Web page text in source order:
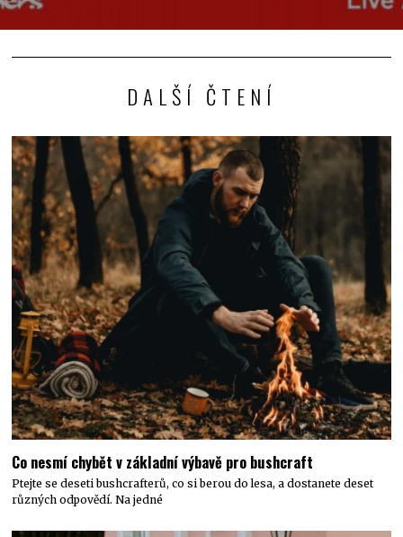
DALŠÍ ČTENÍ
Co nesmí chybět v základní výbavě pro bushcraft
Ptejte se deseti bushcrafterů, co si berou do lesa, a dostanete deset
různých odpovědí. Na jedné